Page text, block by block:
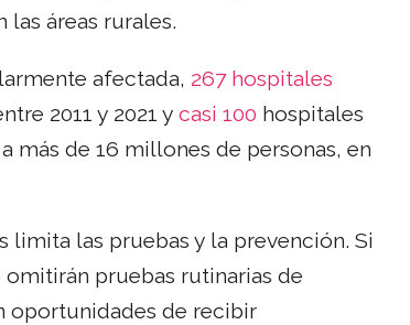
las áreas rurales.
afectada, 267 hospitales
2011 y 2021 y casi 100 hospitales
más de 16 millones de personas, en
limita las pruebas y la prevención. Si
pruebas rutinarias de
oportunidades de recibir